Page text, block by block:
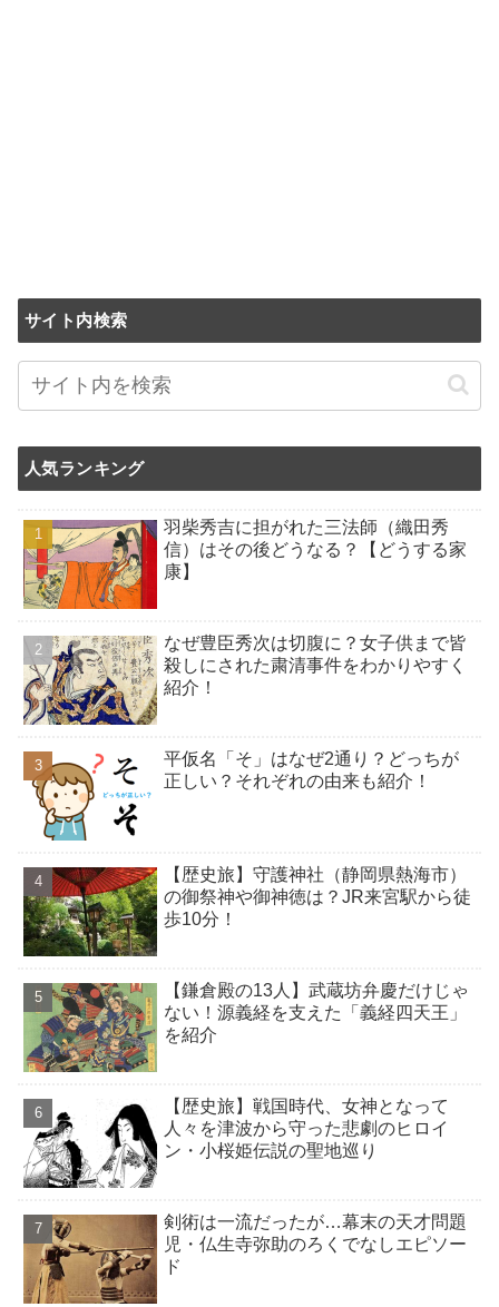
サイト内検索
人気ランキング
羽柴秀吉に担がれた三法師（織田秀
信）はその後どうなる？【どうする家
康】
なぜ豊臣秀次は切腹に？女子供まで皆
殺しにされた粛清事件をわかりやすく
紹介！
平仮名「そ」はなぜ2通り？どっちが
正しい？それぞれの由来も紹介！
【歴史旅】守護神社（静岡県熱海市）
の御祭神や御神徳は？JR来宮駅から徒
歩10分！
【鎌倉殿の13人】武蔵坊弁慶だけじゃ
ない！源義経を支えた「義経四天王」
を紹介
【歴史旅】戦国時代、女神となって
人々を津波から守った悲劇のヒロイ
ン・小桜姫伝説の聖地巡り
剣術は一流だったが…幕末の天才問題
児・仏生寺弥助のろくでなしエピソー
ド